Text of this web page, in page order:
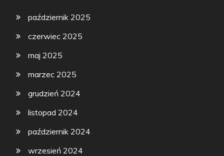
październik 2025
czerwiec 2025
maj 2025
marzec 2025
grudzień 2024
listopad 2024
październik 2024
wrzesień 2024